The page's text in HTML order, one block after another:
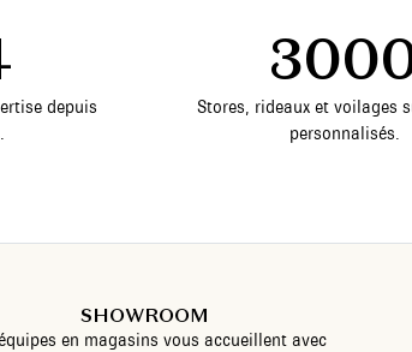
depuis
Stores, rideaux et voilages
personnalisés.
SHOWROOM
en magasins vous accueillent avec